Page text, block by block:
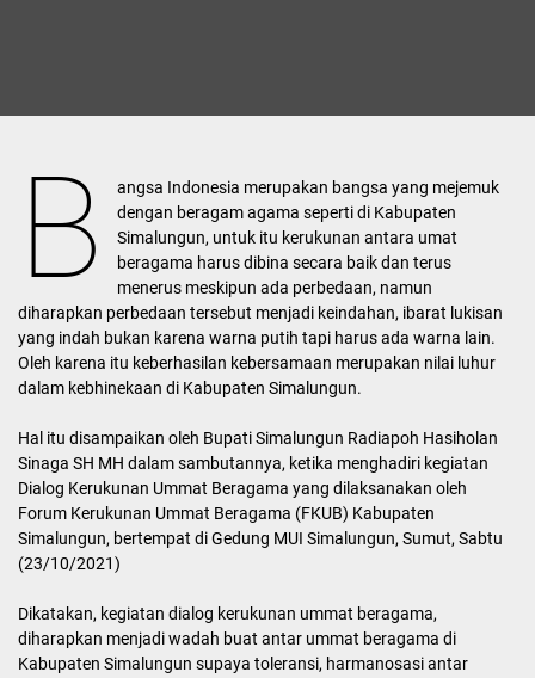
B
angsa Indonesia merupakan bangsa yang mejemuk
dengan beragam agama seperti di Kabupaten
Simalungun, untuk itu kerukunan antara umat
beragama harus dibina secara baik dan terus
menerus meskipun ada perbedaan, namun
diharapkan perbedaan tersebut menjadi keindahan, ibarat lukisan
yang indah bukan karena warna putih tapi harus ada warna lain.
Oleh karena itu keberhasilan kebersamaan merupakan nilai luhur
dalam kebhinekaan di Kabupaten Simalungun.
Hal itu disampaikan oleh Bupati Simalungun Radiapoh Hasiholan
Sinaga SH MH dalam sambutannya, ketika menghadiri kegiatan
Dialog Kerukunan Ummat Beragama yang dilaksanakan oleh
Forum Kerukunan Ummat Beragama (FKUB) Kabupaten
Simalungun, bertempat di Gedung MUI Simalungun, Sumut, Sabtu
(23/10/2021)
Dikatakan, kegiatan dialog kerukunan ummat beragama,
diharapkan menjadi wadah buat antar ummat beragama di
Kabupaten Simalungun supaya toleransi, harmanosasi antar